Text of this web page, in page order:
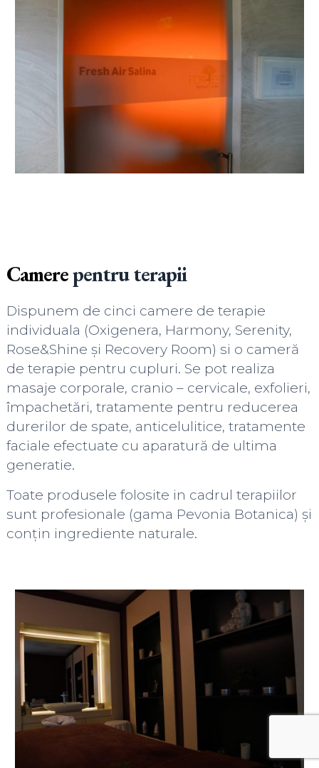
Camerepentru terapii
Dispunem de cinci camere de terapie
individuala (Oxigenera, Harmony, Serenity,
Rose&Shine și Recovery Room) si o cameră
de terapie pentru cupluri. Se pot realiza
masaje corporale, cranio – cervicale, exfolieri,
împachetări, tratamente pentru reducerea
durerilor de spate, anticelulitice, tratamente
faciale efectuate cu aparatură de ultima
generatie.
Toate produsele folosite in cadrul terapiilor
sunt profesionale (gama Pevonia Botanica) și
conțin ingrediente naturale.